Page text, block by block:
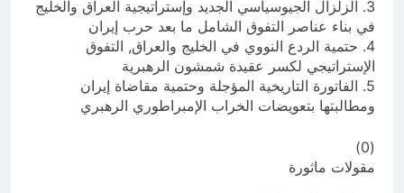
3. الزلزال الجيوسياسي الجديد وإستراتيجية العراق والخليج
في بناء عناصر التفوق الشامل ما بعد حرب إيران
4. حتمية الردع النووي في الخليج والعراق, التفوق
الإستراتيجي لكسر عقيدة شمشون الرهبرية
5. الفاتورة التاريخية المؤجلة وحتمية مقاضاة إيران
ومطالبتها بتعويضات الخراب الإمبراطوري الرهبري
(0)
مقولات ماثورة